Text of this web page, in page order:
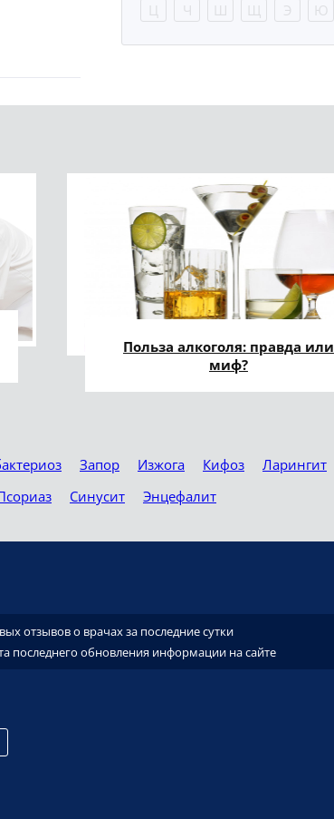
Ц
Ч Ш Щ Э Ю
Польза алкоголя: правда или
миф?
Запор Изжога Кифоз
Ларингит
Синусит Энцефалит
отзывов о врачах за последние сутки
последнего обновления информации на сайте